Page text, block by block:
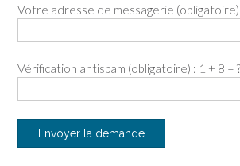
Votre adresse de messagerie (obligatoire)
Vérification antispam (obligatoire) : 1 + 8 = ?